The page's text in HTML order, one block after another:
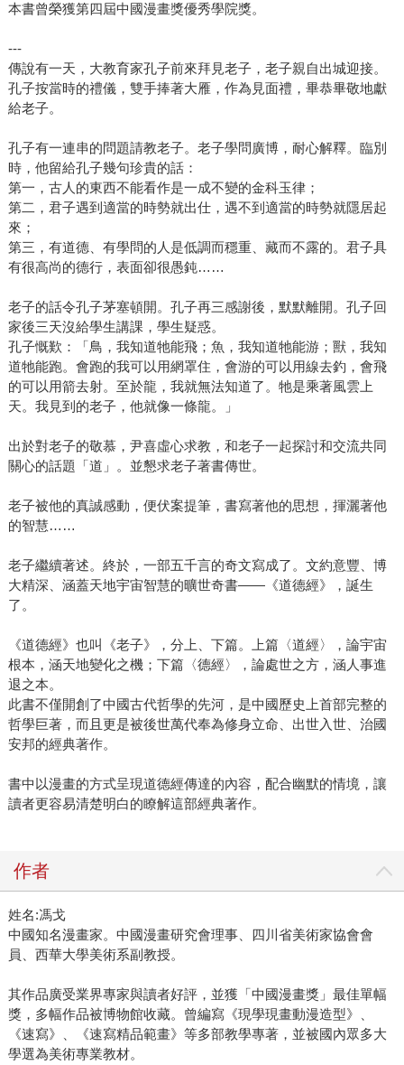
本書曾榮獲第四屆中國漫畫獎優秀學院獎。
---
傳說有一天，大教育家孔子前來拜見老子，老子親自出城迎接。
孔子按當時的禮儀，雙手捧著大雁，作為見面禮，畢恭畢敬地獻
給老子。
孔子有一連串的問題請教老子。老子學問廣博，耐心解釋。臨別
時，他留給孔子幾句珍貴的話：
第一，古人的東西不能看作是一成不變的金科玉律；
第二，君子遇到適當的時勢就出仕，遇不到適當的時勢就隱居起
來；
第三，有道德、有學問的人是低調而穩重、藏而不露的。君子具
有很高尚的德行，表面卻很愚鈍……
老子的話令孔子茅塞頓開。孔子再三感謝後，默默離開。孔子回
家後三天沒給學生講課，學生疑惑。
孔子慨歎：「鳥，我知道牠能飛；魚，我知道牠能游；獸，我知
道牠能跑。會跑的我可以用網罩住，會游的可以用線去釣，會飛
的可以用箭去射。至於龍，我就無法知道了。牠是乘著風雲上
天。我見到的老子，他就像一條龍。」
出於對老子的敬慕，尹喜虛心求教，和老子一起探討和交流共同
關心的話題「道」。並懇求老子著書傳世。
老子被他的真誠感動，便伏案提筆，書寫著他的思想，揮灑著他
的智慧……
老子繼續著述。終於，一部五千言的奇文寫成了。文約意豐、博
大精深、涵蓋天地宇宙智慧的曠世奇書——《道德經》，誕生
了。
《道德經》也叫《老子》，分上、下篇。上篇〈道經〉，論宇宙
根本，涵天地變化之機；下篇〈德經〉，論處世之方，涵人事進
退之本。
此書不僅開創了中國古代哲學的先河，是中國歷史上首部完整的
哲學巨著，而且更是被後世萬代奉為修身立命、出世入世、治國
安邦的經典著作。
書中以漫畫的方式呈現道德經傳達的內容，配合幽默的情境，讓
讀者更容易清楚明白的瞭解這部經典著作。
作者
姓名:馮戈
中國知名漫畫家。中國漫畫研究會理事、四川省美術家協會會
員、西華大學美術系副教授。
其作品廣受業界專家與讀者好評，並獲「中國漫畫獎」最佳單幅
獎，多幅作品被博物館收藏。曾編寫《現學現畫動漫造型》、
《速寫》、《速寫精品範畫》等多部教學專著，並被國內眾多大
學選為美術專業教材。